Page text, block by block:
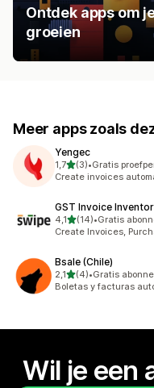
Ontdek apps om
groeien
Meer apps zoals
Yengec
1,7van 5 sterren
(3)
3 recensies in totaal
•Gratis
Create invoices
GST Invoice
4,1van 5 sterren
(14)
14 recensies in totaal
•Gratis
Create Invoices,
Bsale (Chile)
2,1van 5 sterren
(4)
4 recensies in totaal
•Gratis
Boletas y facturas
Wil je een